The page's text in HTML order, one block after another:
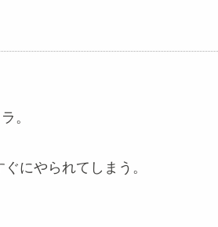
。
にやられてしまう。